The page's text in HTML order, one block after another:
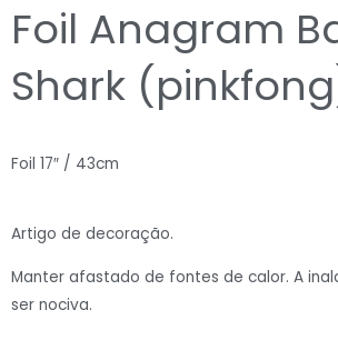
Foil Anagram
Shark
Foil 17″ / 43cm
Artigo de decoração.
Manter afastado de fontes de calor. A
ser nociva.